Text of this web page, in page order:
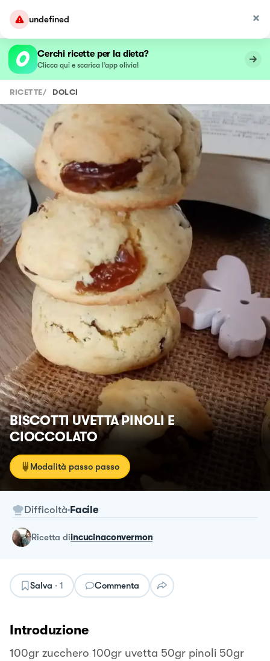
undefined
Cerchi ricette per la dieta?
Clicca qui e scarica l’app olivia!
RICETTE/ DOLCI
BISCOTTI UVETTA PINOLI E
CIOCCOLATO
Modalità passo passo
Difficoltà Facile
ricetta diincucinaconvermon
Salva · 1 Commenta
Introduzione
100gr zucchero 100gr uvetta 50gr pinoli 50gr